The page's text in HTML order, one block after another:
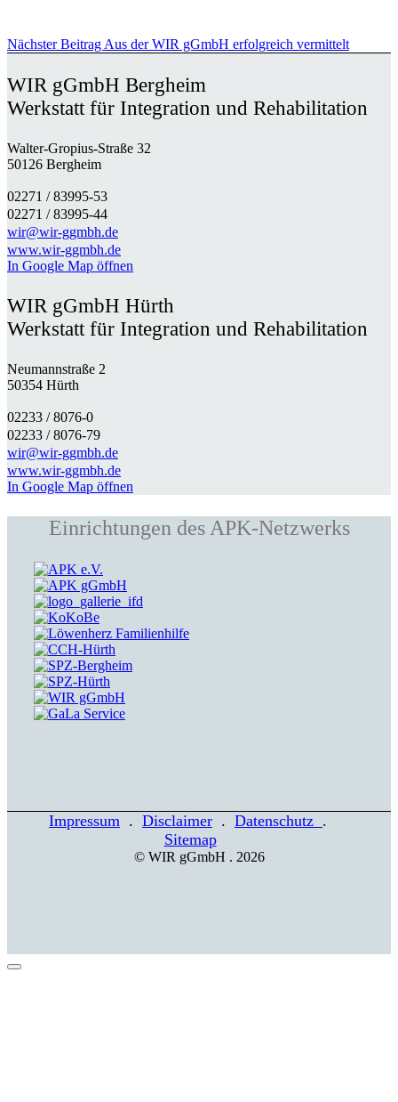
Nächster Beitrag Aus der WIR gGmbH erfolgreich vermittelt
WIR gGmbH Bergheim
Werkstatt für Integration und Rehabilitation
Walter-Gropius-Straße 32
50126 Bergheim
02271 / 83995-53
02271 / 83995-44
wir@wir-ggmbh.de
www.wir-ggmbh.de
In Google Map öffnen
WIR gGmbH Hürth
Werkstatt für Integration und Rehabilitation
Neumannstraße 2
50354 Hürth
02233 / 8076-0​
02233 / 8076-79
wir@wir-ggmbh.de
www.wir-ggmbh.de
In Google Map öffnen
Einrichtungen des APK-Netzwerks
Impressum . Disclaimer . Datenschutz .
Sitemap
© WIR gGmbH . 2026